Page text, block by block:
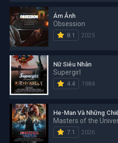
Ám Ảnh
Obsession
8.1 2025
Nữ Siêu Nhân
Supergirl
4.4 1984
He-Man Và Những
Masters of the
7.1 2026